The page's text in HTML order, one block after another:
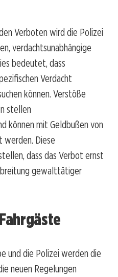
Verboten wird die Polizei
verdachtsunabhängige
bedeutet, dass
Verdacht
können. Verstöße
stellen
können mit Geldbußen von
werden. Diese
dass das Verbot ernst
gewalttätiger
und die Polizei werden die
neuen Regelungen